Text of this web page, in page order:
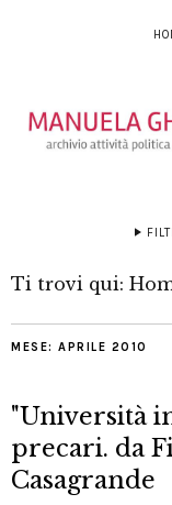
Ti trovi qui:
MESE: APRILE 2010
"Università
precari. da
Casagrande